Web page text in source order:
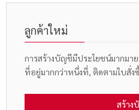
ลูกค้าใหม่
การสร้างบัญชีมีประโยชน์มากมาย:
ที่อยู่มากกว่าหนึ่งที่, ติดตามใบสั่ง
สร้าง